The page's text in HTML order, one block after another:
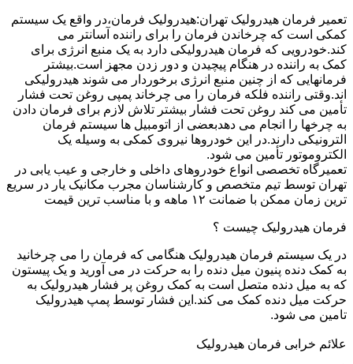
تعمیر فرمان هیدرولیک تهران:هیدرولیک فرمان،در واقع یک سیستم
کمکی است که چرخاندن فرمان را برای راننده آسانتر می
کند.خودرویی که فرمان هیدرولیکی دارد به یک منبع انرژی برای
کمک به راننده در هنگام پیچیدن و دور زدن مجهز است.بیشتر
فرمانهایی که از چنین منبع انرژی برخوردار می شوند هیدرولیکی
اند.وقتی راننده فلکه فرمان را می چرخاند پمپی روغن تحت فشار
تأمین می کند روغن تحت فشار بیشتر تلاش لازم برای فرمان دادن
به چرخها را انجام می دهدبعضی از اتومبیل ها سیستم فرمان
الترونیکی دارند.در این خودروها نیروی کمکی به وسیله یک
الکتروموتور تأمین می شود.
تعمیرگاه تخصصی انواع خودروهای داخلی و خارجی و عیب یابی در
تهران توسط تیم متخصص و کارشناسان مجرب مکانیک یار در سریع
ترین زمان ممکن با ضمانت ۱۲ ماهه و با مناسب ترین قیمت
فرمان هیدرولیک چیست ؟
در یک سیستم فرمان هیدرولیک هنگامی که فرمان را می چرخانید
به کمک دنده پنیون میل دنده را به حرکت در می آورید و یک پیستون
که به میل دنده متصل است به کمک روغن پر فشار هیدرولیک به
حرکت میل دنده کمک می کند.این فشار توسط پمپ هیدرولیک
تامین می شود.
علائم خرابی فرمان هیدرولیک